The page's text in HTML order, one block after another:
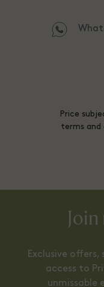
Price
terms and
Exclusive offers,
access to
unmissable